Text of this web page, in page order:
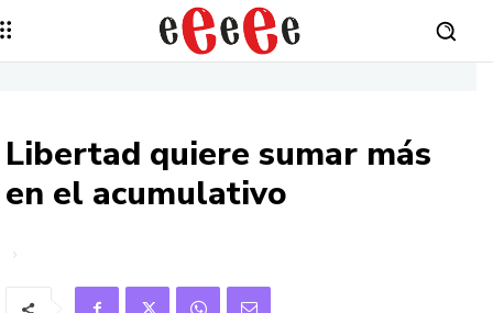
Libertad quiere sumar más
en el acumulativo